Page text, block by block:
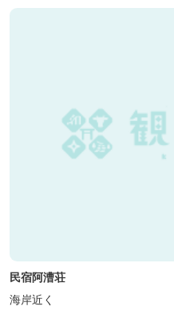
民宿阿漕荘
海岸近く